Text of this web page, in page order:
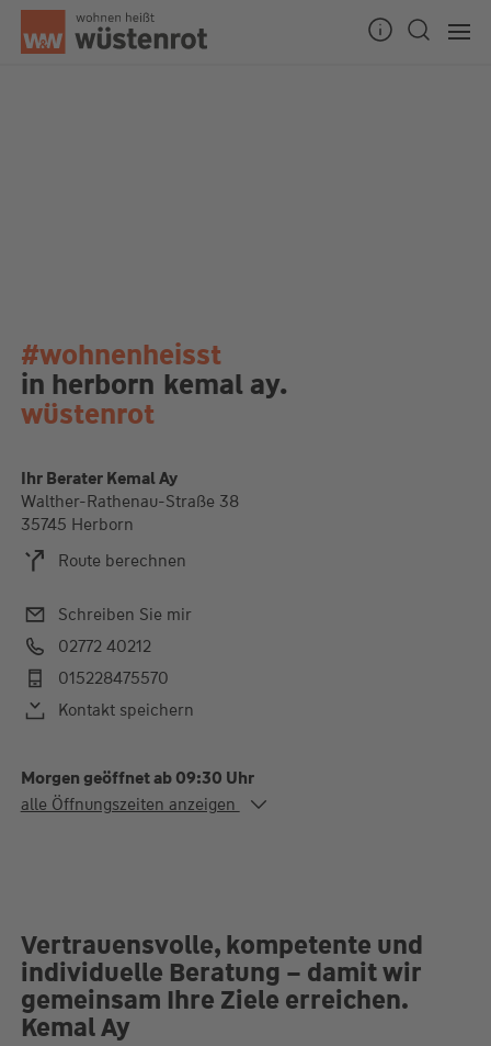
#wohnenheisst
in herborn kemal ay.
wüstenrot
Ihr Berater Kemal Ay
Walther-Rathenau-Straße 38
35745 Herborn
Route berechnen
Schreiben Sie mir
02772 40212
015228475570
Kontakt speichern
Morgen geöffnet ab 09:30 Uhr
Alle Öffnungszeiten
alle Öffnungszeiten anzeigen
Vertrauensvolle, kompetente und
individuelle Beratung – damit wir
gemeinsam Ihre Ziele erreichen.
Kemal Ay